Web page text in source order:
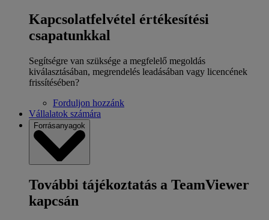
Kapcsolatfelvétel értékesítési
csapatunkkal
Segítségre van szüksége a megfelelő megoldás
kiválasztásában, megrendelés leadásában vagy licencének
frissítésében?
Forduljon hozzánk
Vállalatok számára
Forrásanyagok
További tájékoztatás a TeamViewer
kapcsán